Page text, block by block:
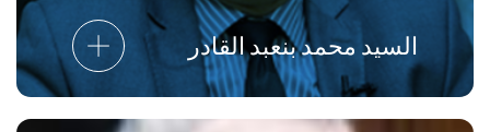
السيد محمد بنعبد القادر